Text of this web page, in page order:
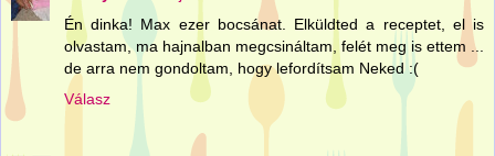
Én dinka! Max ezer bocsánat. Elküldted a receptet, el is
olvastam, ma hajnalban megcsináltam, felét meg is ettem ...
de arra nem gondoltam, hogy lefordítsam Neked :(
Válasz